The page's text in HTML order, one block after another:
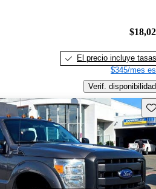
El precio incluye tasas
$345/mes
Verif. disponibilidad